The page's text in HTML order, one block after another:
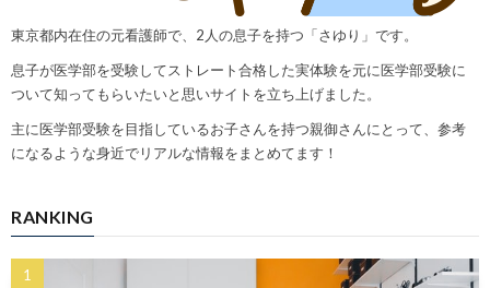
東京都内在住の元看護師で、2人の息子を持つ「さゆり」です。
息子が医学部を受験してストレート合格した実体験を元に医学部受験に
ついて知ってもらいたいと思いサイトを立ち上げました。
主に医学部受験を目指しているお子さんを持つ親御さんにとって、参考
になるような身近でリアルな情報をまとめてます！
RANKING